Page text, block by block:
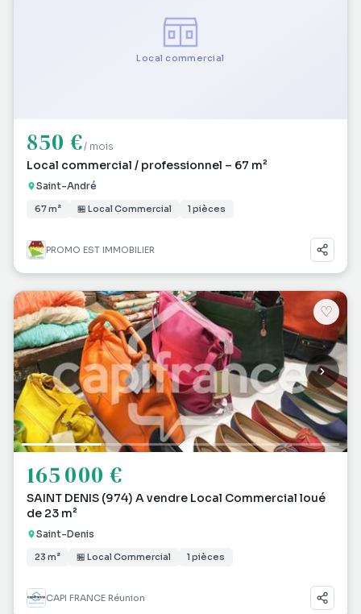
Local commercial
850 €/ mois
Local commercial / professionnel – 67 m²
Saint-André
67 m² 🏪 Local Commercial 1 pièces
PROMO EST IMMOBILIER
♡
165 000 €
SAINT DENIS (974) A vendre Local Commercial loué
de 23 m²
Saint-Denis
23 m² 🏪 Local Commercial 1 pièces
CAPI FRANCE Réunion